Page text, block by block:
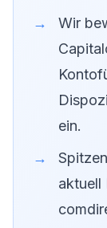
Wir
ein.
aktuell